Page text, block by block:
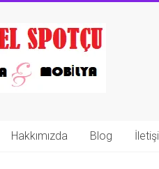
Hakkımızda Blog